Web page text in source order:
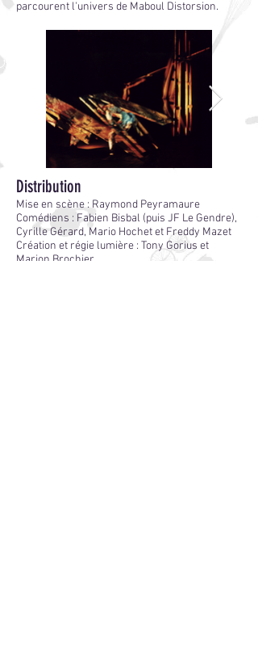
parcourent l'univers de Maboul Distorsion.
Distribution
Mise en scène : Raymond Peyramaure
Comédiens : Fabien Bisbal (puis JF Le Gendre),
Cyrille Gérard, Mario Hochet et Freddy Mazet
Création et régie lumière : Tony Gorius et
Marion Brochier